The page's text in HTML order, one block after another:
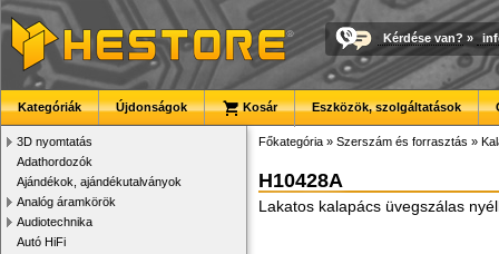
Kérdése van? »
Kategóriák Újdonságok Kosár Eszközök, szolgáltatások
3D nyomtatás
Adathordozók
Ajándékok, ajándékutalványok
Analóg áramkörök
Audiotechnika
Autó HiFi
Főkategória » Szerszám és forrasztás »
H10428A
Lakatos kalapács üvegszálas